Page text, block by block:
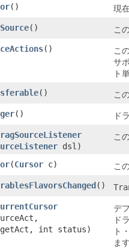
()
現
()
こ
()
こ
サ
ト
()
こ
()
ド
dsl)
こ
​(Cursor c)
こ
()
int status)
デ
ド
ト
ま